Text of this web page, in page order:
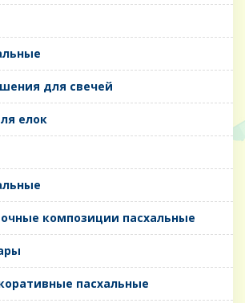
для свечей
елок
композиции пасхальные
пасхальные